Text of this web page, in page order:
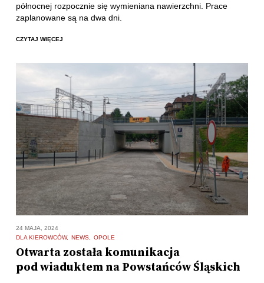
północnej rozpocznie się wymieniana nawierzchni. Prace
zaplanowane są na dwa dni.
CZYTAJ WIĘCEJ
24 MAJA, 2024
DLA KIEROWCÓW
NEWS OPOLE
Otwarta została komunikacja
pod wiaduktem na Powstańców Śląskich